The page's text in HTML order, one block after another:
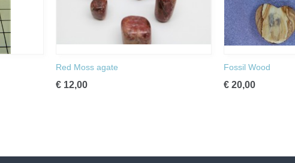
Red Moss agate
€ 12,00
Fossil Wood
€ 20,00